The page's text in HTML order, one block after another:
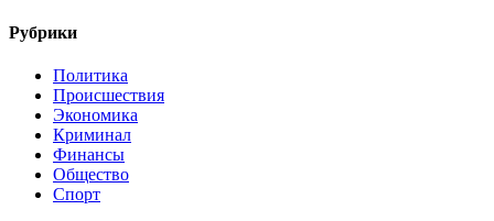
Рубрики
Политика
Происшествия
Экономика
Криминал
Финансы
Общество
Спорт